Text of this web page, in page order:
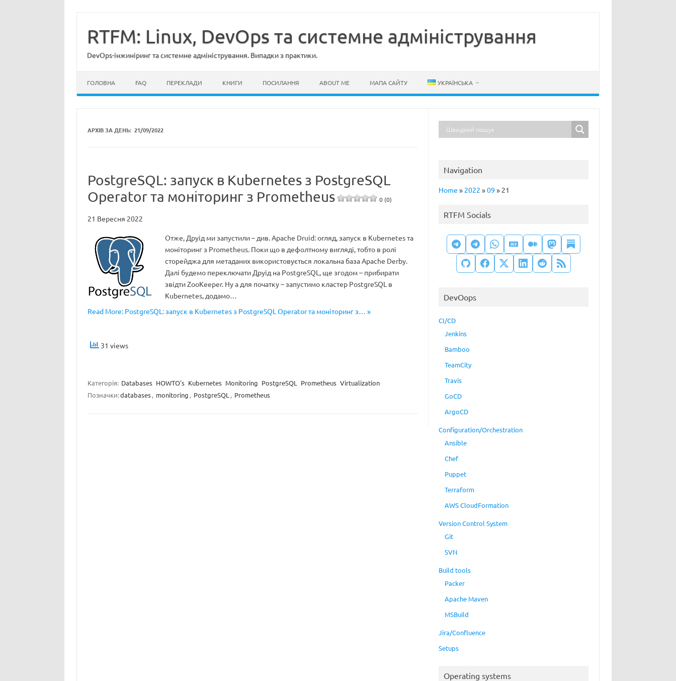
вмістуRTFM: Linux, DevOps та системне адміністрування
DevOps-інжиніринг та системне адміністрування. Випадки з практики.
ГОЛОВНА FAQ ПЕРЕКЛАДИ КНИГИ ПОСИЛАННЯ ABOUT ME МАПА САЙТУ УКРАЇНСЬКА
АРХІВ ЗА ДЕНЬ: 21/09/2022
PostgreSQL: запуск в Kubernetes з PostgreSQL
Operator та моніторинг з Prometheus
0 (0)
21 Вересня 2022
Отже, Друід ми запустили – див. Apache Druid: огляд, запуск в Kubernetes та
моніторинг з Prometheus. Поки що в дефолтному вигляді, тобто в ролі
сторейджа для метаданих використовується локальна база Apache Derby.
Далі будемо переключати Друід на PostgreSQL, ще згодом – прибирати
звідти ZooKeeper. Ну а для початку – запустимо кластер PostgreSQL в
Kubernetes, додамо…
Read More: PostgreSQL: запуск в Kubernetes з PostgreSQL Operator та моніторинг з… »
31 views
Категорія: Databases HOWTO's Kubernetes Monitoring PostgreSQL Prometheus Virtualization
Позначки:databases, monitoring , PostgreSQL , Prometheus
Navigation
Home » 2022 »09 » 21
RTFM Socials
DevOops
CI/CD
Jenkins
Bamboo
TeamCity
Travis
GoCD
ArgoCD
Configuration/Orchestration
Ansible
Chef
Puppet
Terraform
AWS CloudFormation
Version Control System
Git
SVN
Build tools
Packer
Apache Maven
MSBuild
Jira/Confluence
Setups
Operating systems